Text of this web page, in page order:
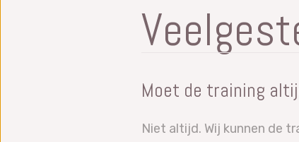
Moet de training
Niet altijd. Wij kunnen de